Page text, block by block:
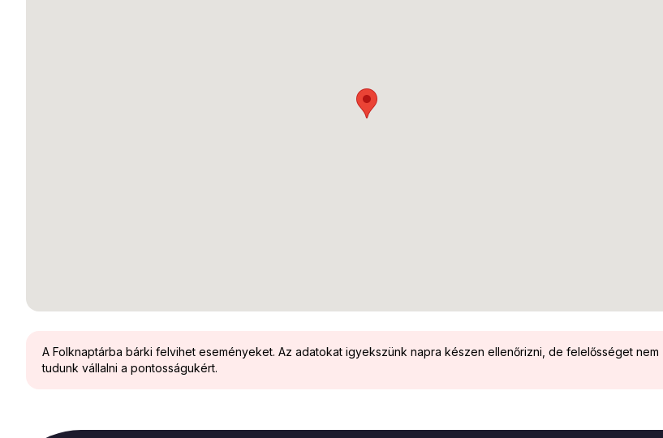
A Folknaptárba bárki felvihet eseményeket. Az adatokat igyekszünk napra készen ellenőrizni, de felelősséget nem
tudunk vállalni a pontosságukért.